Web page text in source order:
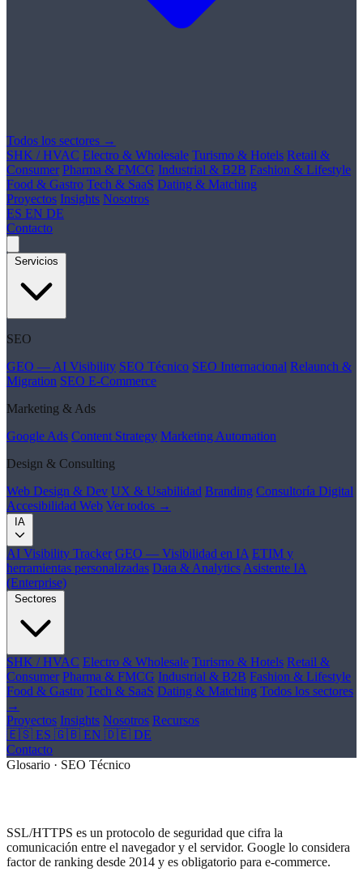
Todos los sectores →
SHK / HVAC Electro & Wholesale Turismo & Hotels Retail &
Consumer Pharma & FMCG Industrial & B2B Fashion & Lifestyle
Food & Gastro Tech & SaaS Dating & Matching
Proyectos Insights Nosotros
ES EN DE
Contacto
Servicios
SEO
GEO — AI Visibility SEO Técnico SEO Internacional Relaunch &
Migration SEO E-Commerce
Marketing & Ads
Google Ads Content Strategy Marketing Automation
Design & Consulting
Web Design & Dev UX & Usabilidad Branding Consultoría Digital
Accesibilidad Web Ver todos →
IA
AI Visibility Tracker GEO — Visibilidad en IA ETIM y
herramientas personalizadas Data & Analytics Asistente IA
(Enterprise)
Sectores
SHK / HVAC Electro & Wholesale Turismo & Hotels Retail &
Consumer Pharma & FMCG Industrial & B2B Fashion & Lifestyle
Food & Gastro Tech & SaaS Dating & Matching Todos los sectores
→
Proyectos Insights Nosotros Recursos
🇪🇸 ES 🇬🇧 EN 🇩🇪 DE
Contacto
Glosario · SEO Técnico
SSL/HTTPS es un protocolo de seguridad que cifra la
comunicación entre el navegador y el servidor. Google lo considera
factor de ranking desde 2014 y es obligatorio para e-commerce.